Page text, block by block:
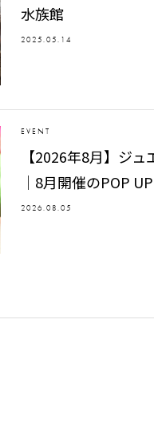
水族館
2025.05.14
EVENT
【2026年8月】ジ
｜8月開催のPOP
2026.08.05